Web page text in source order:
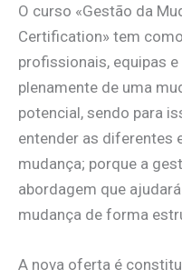
O curso «Gestão da
Certification» tem
profissionais, equipas
plenamente de uma
potencial, sendo para
entender as diferentes
mudança; porque a
abordagem que
mudança de forma
A nova oferta é